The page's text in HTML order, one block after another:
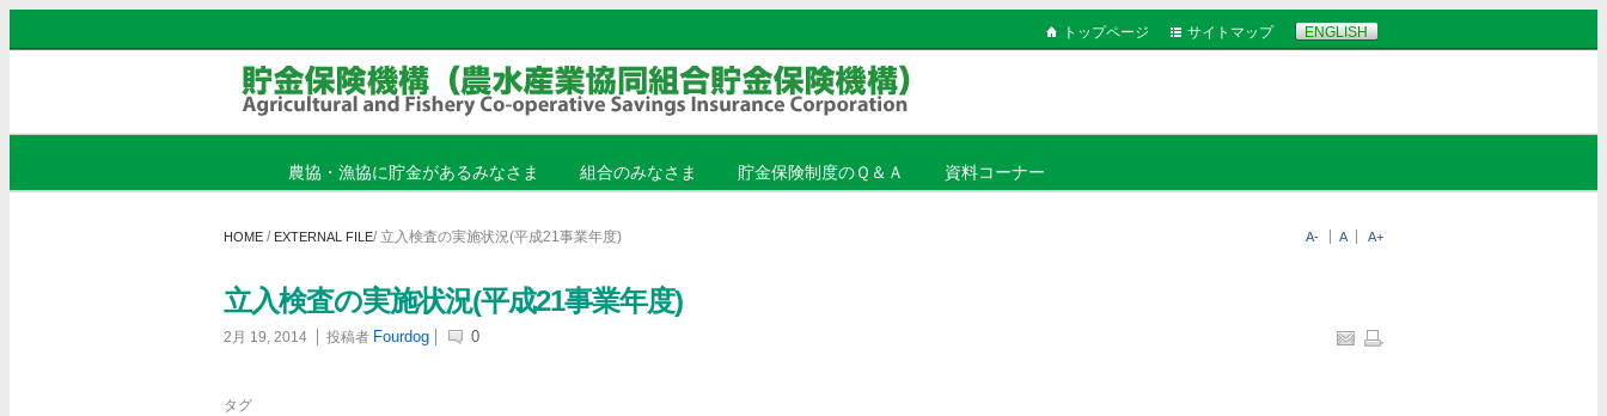
トップページ サイトマップ ENGLISH
農協・漁協に貯金があるみなさま 組合のみなさま 貯金保険制度のＱ＆Ａ 資料コーナー
HOME / EXTERNAL FILE/ 立入検査の実施状況(平成21事業年度)
立入検査の実施状況(平成21事業年度)
2月 19, 2014 投稿者 Fourdog 0
タグ
A- A A+